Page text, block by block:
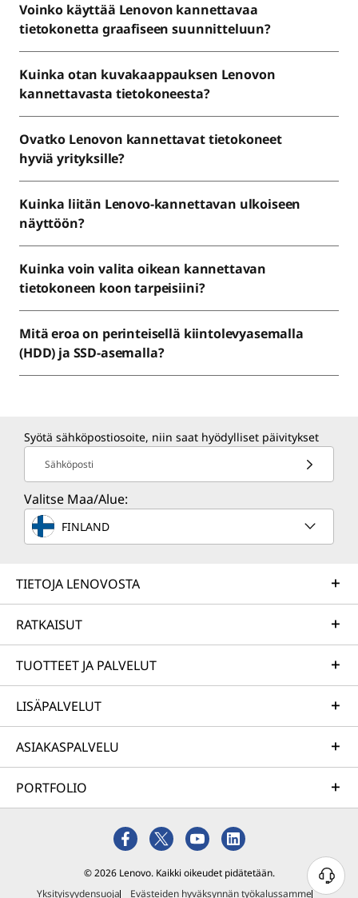
Voinko käyttää Lenovon kannettavaa
tietokonetta graafiseen suunnitteluun?
Kuinka otan kuvakaappauksen Lenovon
kannettavasta tietokoneesta?
Ovatko Lenovon kannettavat tietokoneet
hyviä yrityksille?
Kuinka liitän Lenovo-kannettavan ulkoiseen
näyttöön?
Kuinka voin valita oikean kannettavan
tietokoneen koon tarpeisiini?
Mitä eroa on perinteisellä kiintolevyasemalla
(HDD) ja SSD-asemalla?
Syötä sähköpostiosoite, niin saat hyödylliset päivitykset
Sähköposti
Valitse Maa/Alue:
FINLAND
TIETOJA LENOVOSTA
RATKAISUT
TUOTTEET JA PALVELUT
LISÄPALVELUT
ASIAKASPALVELU
PORTFOLIO
© 2026 Lenovo. Kaikki oikeudet pidätetään.
Yksityisyydensuoja
Evästeiden hyväksynnän työkalussamme